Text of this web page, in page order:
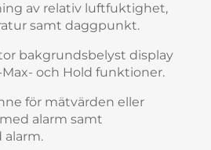
av relativ luftfuktighet,
samt daggpunkt.
bakgrundsbelyst display
och Hold funktioner.
för mätvärden eller
alarm samt
alarm.